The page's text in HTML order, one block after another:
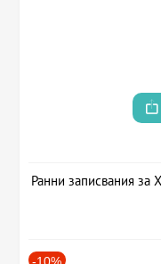
Ранни записвания за
-10%